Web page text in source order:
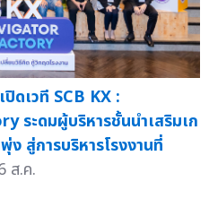
ดเวที SCB KX :
ะดมผู้บริหารชั้นนำเสริมเก
สู่การบริหารโรงงานที่
ส.ค.